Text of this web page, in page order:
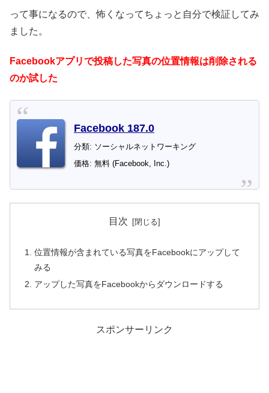
って事になるので、怖くなってちょっと自分で検証してみ
ました。
Facebookアプリで投稿した写真の位置情報は削除される
のか試した
Facebook 187.0
分類: ソーシャルネットワーキング
価格: 無料 (Facebook, Inc.)
目次
位置情報が含まれている写真をFacebookにアップして
みる
アップした写真をFacebookからダウンロードする
スポンサーリンク